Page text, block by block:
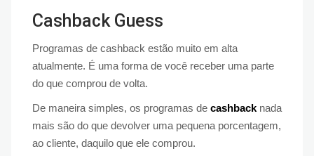
Cashback Guess
Programas de cashback estão muito em alta
atualmente. É uma forma de você receber uma parte
do que comprou de volta.
De maneira simples, os programas de cashback nada
mais são do que devolver uma pequena porcentagem,
ao cliente, daquilo que ele comprou.